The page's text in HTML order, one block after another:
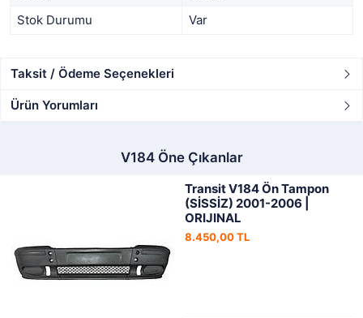
Stok Durumu
Var
Taksit / Ödeme Seçenekleri
Ürün Yorumları
V184 Öne Çıkanlar
Transit V184 Ön Tampon
(SİSSİZ) 2001-2006 |
ORIJINAL
8.450,00 TL